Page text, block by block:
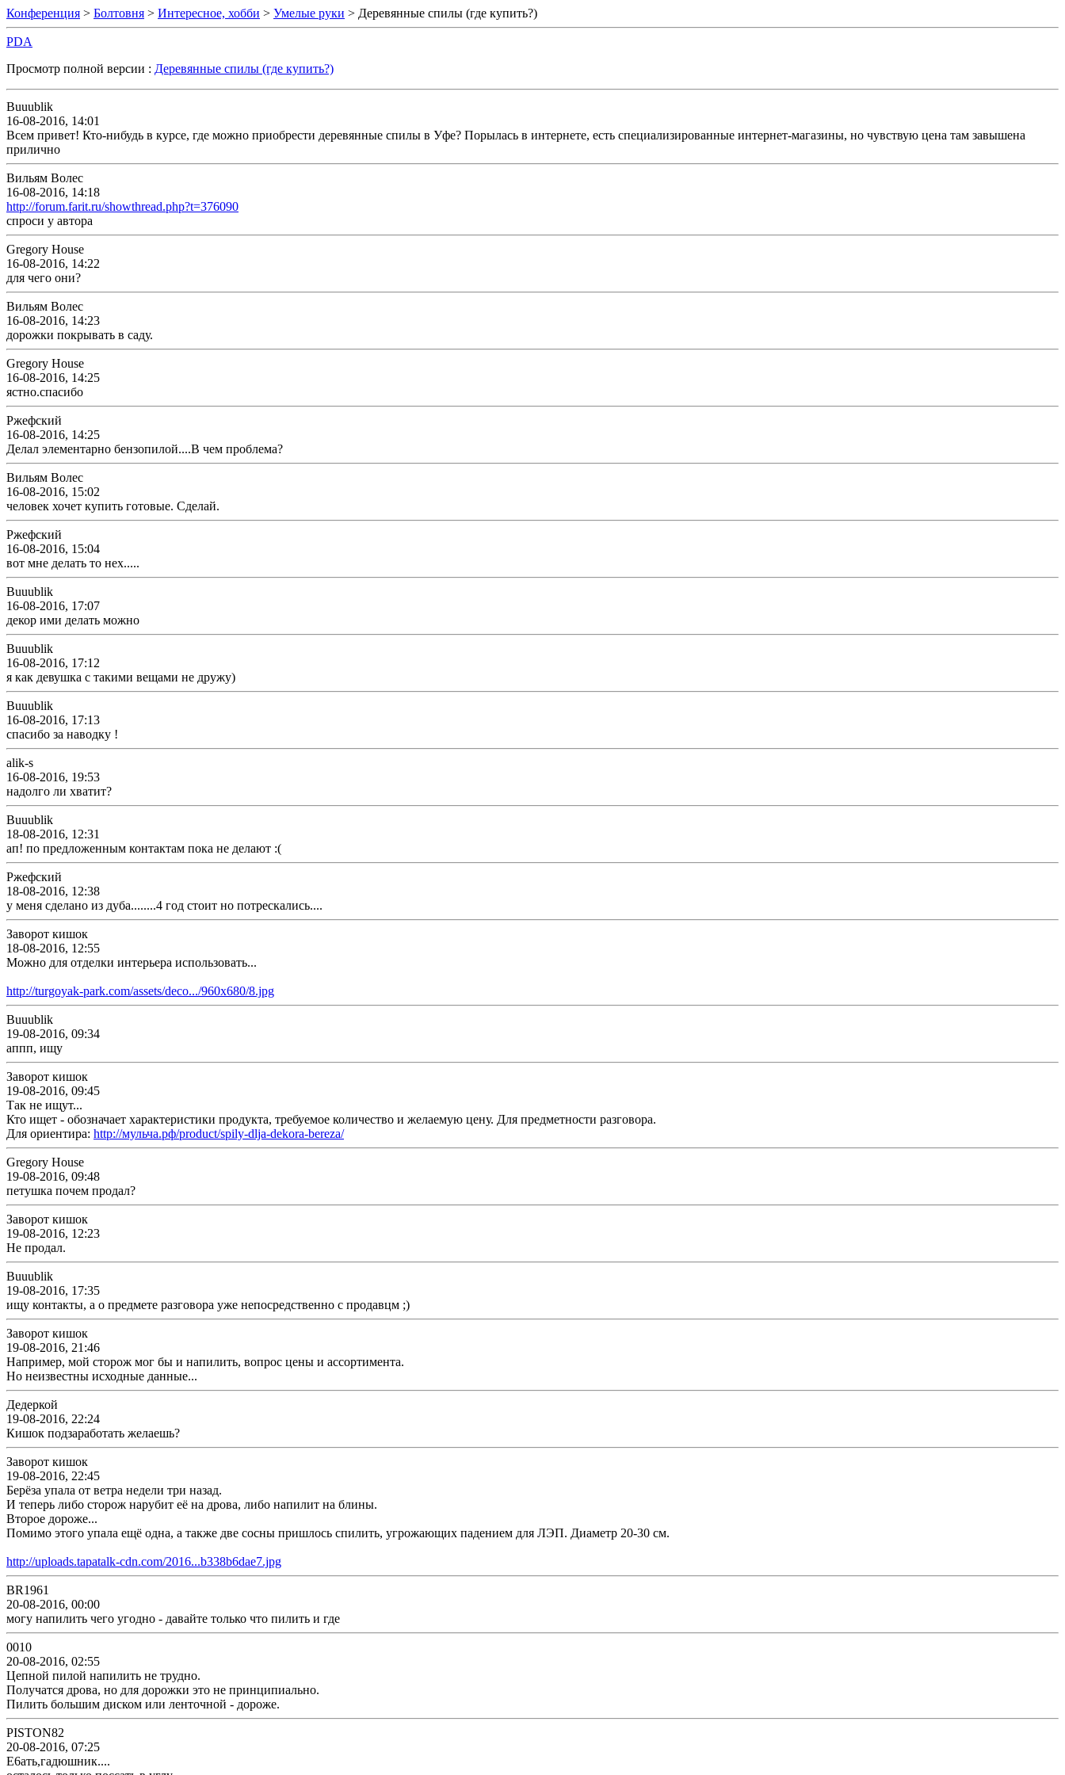
Конференция > Болтовня > Интересное, хобби > Умелые руки > Деревянные спилы (где купить?)
PDA
Просмотр полной версии : Деревянные спилы (где купить?)
Buuublik
16-08-2016, 14:01
Всем привет! Кто-нибудь в курсе, где можно приобрести деревянные спилы в Уфе? Порылась в интернете, есть специализированные интернет-магазины, но чувствую цена там завышена
прилично
Вильям Волес
16-08-2016, 14:18
http://forum.farit.ru/showthread.php?t=376090
спроси у автора
Gregory House
16-08-2016, 14:22
для чего они?
Вильям Волес
16-08-2016, 14:23
дорожки покрывать в саду.
Gregory House
16-08-2016, 14:25
ястно.спасибо
Ржефский
16-08-2016, 14:25
Делал элементарно бензопилой....В чем проблема?
Вильям Волес
16-08-2016, 15:02
человек хочет купить готовые. Сделай.
Ржефский
16-08-2016, 15:04
вот мне делать то нех.....
Buuublik
16-08-2016, 17:07
декор ими делать можно
Buuublik
16-08-2016, 17:12
я как девушка с такими вещами не дружу)
Buuublik
16-08-2016, 17:13
спасибо за наводку !
alik-s
16-08-2016, 19:53
надолго ли хватит?
Buuublik
18-08-2016, 12:31
ап! по предложенным контактам пока не делают :(
Ржефский
18-08-2016, 12:38
у меня сделано из дуба........4 год стоит но потрескались....
Заворот кишок
18-08-2016, 12:55
Можно для отделки интерьера использовать...
http://turgoyak-park.com/assets/deco.../960x680/8.jpg
Buuublik
19-08-2016, 09:34
аппп, ищу
Заворот кишок
19-08-2016, 09:45
Так не ищут...
Кто ищет - обозначает характеристики продукта, требуемое количество и желаемую цену. Для предметности разговора.
Для ориентира: http://мульча.рф/product/spily-dlja-dekora-bereza/
Gregory House
19-08-2016, 09:48
петушка почем продал?
Заворот кишок
19-08-2016, 12:23
Не продал.
Buuublik
19-08-2016, 17:35
ищу контакты, а о предмете разговора уже непосредственно с продавцм ;)
Заворот кишок
19-08-2016, 21:46
Например, мой сторож мог бы и напилить, вопрос цены и ассортимента.
Но неизвестны исходные данные...
Дедеркой
19-08-2016, 22:24
Кишок подзаработать желаешь?
Заворот кишок
19-08-2016, 22:45
Берёза упала от ветра недели три назад.
И теперь либо сторож нарубит её на дрова, либо напилит на блины.
Второе дороже...
Помимо этого упала ещё одна, а также две сосны пришлось спилить, угрожающих падением для ЛЭП. Диаметр 20-30 см.
http://uploads.tapatalk-cdn.com/2016...b338b6dae7.jpg
BR1961
20-08-2016, 00:00
могу напилить чего угодно - давайте только что пилить и где
0010
20-08-2016, 02:55
Цепной пилой напилить не трудно.
Получатся дрова, но для дорожки это не принципиально.
Пилить большим диском или ленточной - дороже.
PISTON82
20-08-2016, 07:25
Е6ать,гадюшник....